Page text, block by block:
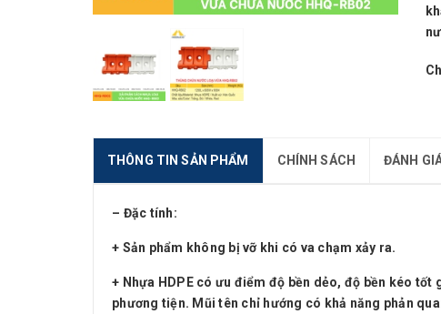
THÔNG TIN SẢN PHẨM CHÍNH SÁCH ĐÁNH
– Đặc tính:
+ Sản phẩm không bị vỡ khi có va chạm xảy ra.
+ Nhựa HDPE có ưu điểm độ bền dẻo, độ bền kéo
phương tiện. Mũi tên chỉ hướng có khả năng phản